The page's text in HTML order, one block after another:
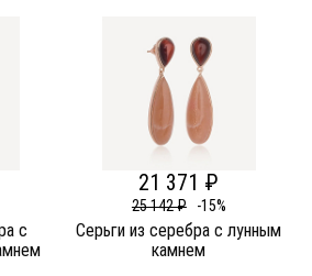
c
21 371 ₽
25 142 ₽ -15%
Серьги из серебра c лунным
камнем